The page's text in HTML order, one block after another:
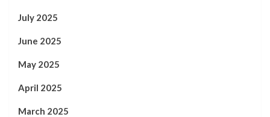
July 2025
June 2025
May 2025
April 2025
March 2025